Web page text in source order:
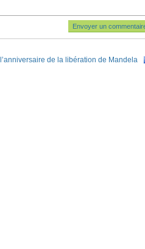
de la libération de Mandela